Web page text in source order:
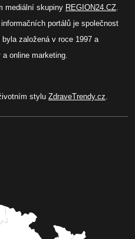
mediální skupiny REGION24.CZ.
portálů je společnost
založená v roce 1997 a
online marketing.
stylu ZdraveTrendy.cz.